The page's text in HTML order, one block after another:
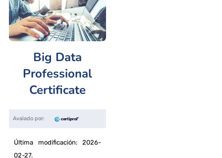
Big Data
Professional
Certificate
Última modificación: 2026-
02-27.